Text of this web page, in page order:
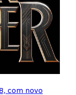
com novo